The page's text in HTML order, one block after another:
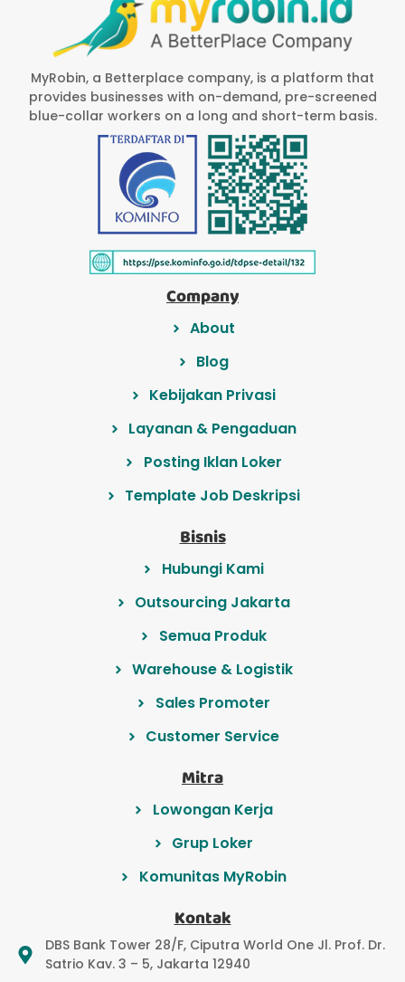
MyRobin, a Betterplace company, is a platform that
provides businesses with on-demand, pre-screened
blue-collar workers on a long and short-term basis.
Company
About
Blog
Kebijakan Privasi
Layanan & Pengaduan
Posting Iklan Loker
Template Job Deskripsi
Bisnis
Hubungi Kami
Outsourcing Jakarta
Semua Produk
Warehouse & Logistik
Sales Promoter
Customer Service
Mitra
Lowongan Kerja
Grup Loker
Komunitas MyRobin
Kontak
DBS Bank Tower 28/F, Ciputra World One Jl. Prof. Dr.
Satrio Kav. 3 – 5, Jakarta 12940